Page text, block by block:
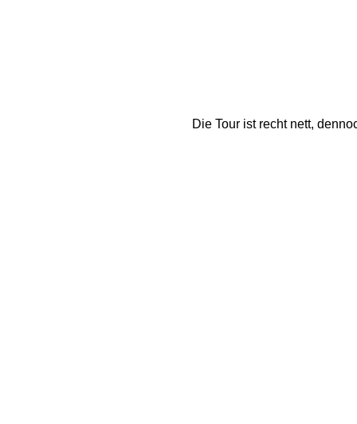
Die Tour ist recht nett,